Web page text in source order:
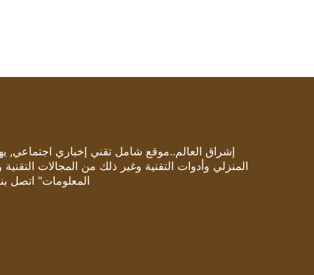
إشراق العالم..موقع شامل تقني إخباري اجتماعي,
المنزلي وأدوات التقنية وغير ذلك من المجالات
المعلومات" اتصل